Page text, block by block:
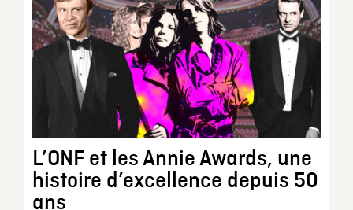
L’ONF et les Annie Awards, une
histoire d’excellence depuis 50
ans